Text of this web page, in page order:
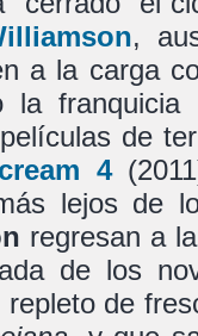
,
a la carga
la
de
4
lejos de
regresan a
de los
de